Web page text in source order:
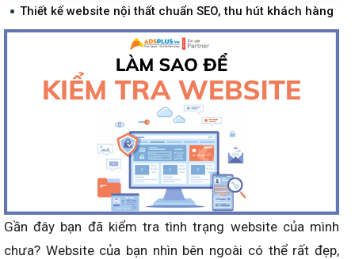
Thiết kế website nội thất chuẩn SEO, thu hút khách hàng
Gần đây bạn đã kiểm tra tình trạng website của mình
chưa? Website của bạn nhìn bên ngoài có thể rất đẹp,